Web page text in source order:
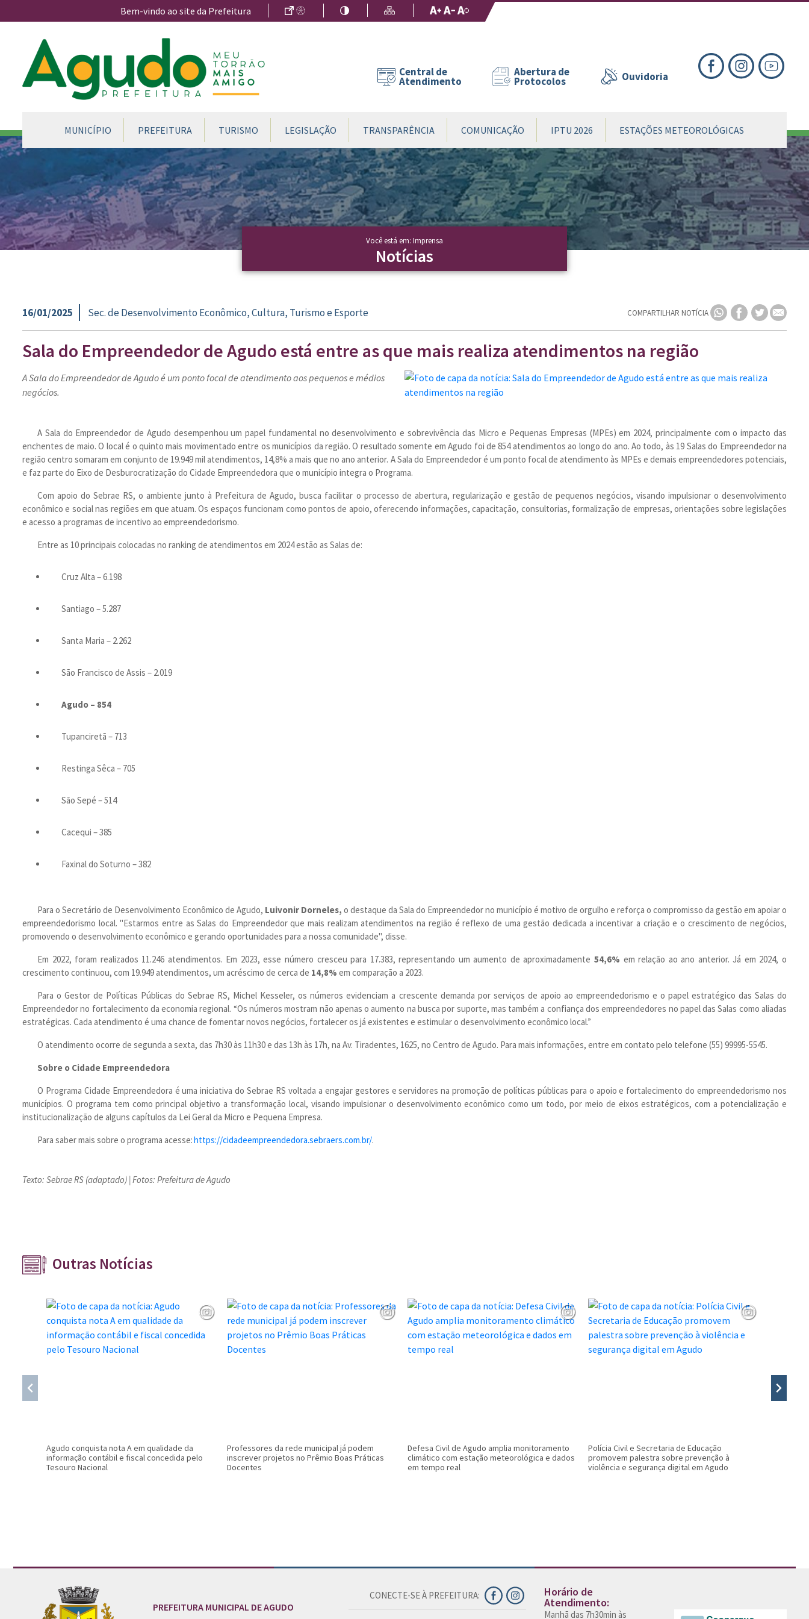
Bem-vindo ao site da Prefeitura Ir para o Conteúdo
AcessibilidadeAlto ContrasteMapa do Site Aumentar Fonte
Diminuir Fonte
Fonte Original
Central de
Atendimento
Abertura de
Protocolos Ouvidoria
CONTEÚDO DO MENU
MUNICÍPIO PREFEITURA TURISMO LEGISLAÇÃO TRANSPARÊNCIA COMUNICAÇÃO IPTU 2026 ESTAÇÕES METEOROLÓGICAS
Conteúdo Principal
Você está em: Imprensa
Notícias
16/01/2025 Sec. de Desenvolvimento Econômico, Cultura, Turismo e Esporte COMPARTILHAR NOTÍCIA
Sala do Empreendedor de Agudo está entre as que mais realiza atendimentos na região
A Sala do Empreendedor de Agudo é um ponto focal de atendimento aos pequenos e médios
negócios.
A Sala do Empreendedor de Agudo desempenhou um papel fundamental no desenvolvimento e sobrevivência das Micro e Pequenas Empresas (MPEs) em 2024, principalmente com o impacto das
enchentes de maio. O local é o quinto mais movimentado entre os municípios da região. O resultado somente em Agudo foi de 854 atendimentos ao longo do ano. Ao todo, às 19 Salas do Empreendedor na
região centro somaram em conjunto de 19.949 mil atendimentos, 14,8% a mais que no ano anterior. A Sala do Empreendedor é um ponto focal de atendimento às MPEs e demais empreendedores potenciais,
e faz parte do Eixo de Desburocratização do Cidade Empreendedora que o município integra o Programa.
Com apoio do Sebrae RS, o ambiente junto à Prefeitura de Agudo, busca facilitar o processo de abertura, regularização e gestão de pequenos negócios, visando impulsionar o desenvolvimento
econômico e social nas regiões em que atuam. Os espaços funcionam como pontos de apoio, oferecendo informações, capacitação, consultorias, formalização de empresas, orientações sobre legislações
e acesso a programas de incentivo ao empreendedorismo.
Entre as 10 principais colocadas no ranking de atendimentos em 2024 estão as Salas de:
Cruz Alta – 6.198
Santiago – 5.287
Santa Maria – 2.262
São Francisco de Assis – 2.019
Agudo – 854
Tupanciretã – 713
Restinga Sêca – 705
São Sepé – 514
Cacequi – 385
Faxinal do Soturno – 382
Para o Secretário de Desenvolvimento Econômico de Agudo, Luivonir Dorneles, o destaque da Sala do Empreendedor no município é motivo de orgulho e reforça o compromisso da gestão em apoiar o
empreendedorismo local. "Estarmos entre as Salas do Empreendedor que mais realizam atendimentos na região é reflexo de uma gestão dedicada a incentivar a criação e o crescimento de negócios,
promovendo o desenvolvimento econômico e gerando oportunidades para a nossa comunidade", disse.
Em 2022, foram realizados 11.246 atendimentos. Em 2023, esse número cresceu para 17.383, representando um aumento de aproximadamente 54,6% em relação ao ano anterior. Já em 2024, o
crescimento continuou, com 19.949 atendimentos, um acréscimo de cerca de 14,8% em comparação a 2023.
Para o Gestor de Políticas Públicas do Sebrae RS, Michel Kesseler, os números evidenciam a crescente demanda por serviços de apoio ao empreendedorismo e o papel estratégico das Salas do
Empreendedor no fortalecimento da economia regional. “Os números mostram não apenas o aumento na busca por suporte, mas também a confiança dos empreendedores no papel das Salas como aliadas
estratégicas. Cada atendimento é uma chance de fomentar novos negócios, fortalecer os já existentes e estimular o desenvolvimento econômico local.”
O atendimento ocorre de segunda a sexta, das 7h30 às 11h30 e das 13h às 17h, na Av. Tiradentes, 1625, no Centro de Agudo. Para mais informações, entre em contato pelo telefone (55) 99995-5545.
Sobre o Cidade Empreendedora
O Programa Cidade Empreendedora é uma iniciativa do Sebrae RS voltada a engajar gestores e servidores na promoção de políticas públicas para o apoio e fortalecimento do empreendedorismo nos
municípios. O programa tem como principal objetivo a transformação local, visando impulsionar o desenvolvimento econômico como um todo, por meio de eixos estratégicos, com a potencialização e
institucionalização de alguns capítulos da Lei Geral da Micro e Pequena Empresa.
Para saber mais sobre o programa acesse:https://cidadeempreendedora.sebraers.com.br/.
Texto: Sebrae RS (adaptado) | Fotos: Prefeitura de Agudo
Outras Notícias
Agudo conquista nota A em qualidade da
informação contábil e fiscal concedida pelo
Tesouro Nacional
Professores da rede municipal já podem
inscrever projetos no Prêmio Boas Práticas
Docentes
Defesa Civil de Agudo amplia monitoramento
climático com estação meteorológica e dados
em tempo real
Polícia Civil e Secretaria de Educação
promovem palestra sobre prevenção à
violência e segurança digital em Agudo
PREFEITURA MUNICIPAL DE AGUDO
CONECTE-SE À PREFEITURA: Horário de
Atendimento:
Manhã das 7h30min às